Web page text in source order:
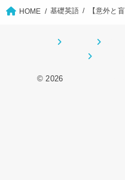
HOME 基礎英語 【意外と
© 2026